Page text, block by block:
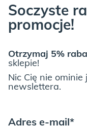
Soczyste
promocje!
Otrzymaj 5%
sklepie!
Nic Cię nie
newslettera.
Adres e-mail*